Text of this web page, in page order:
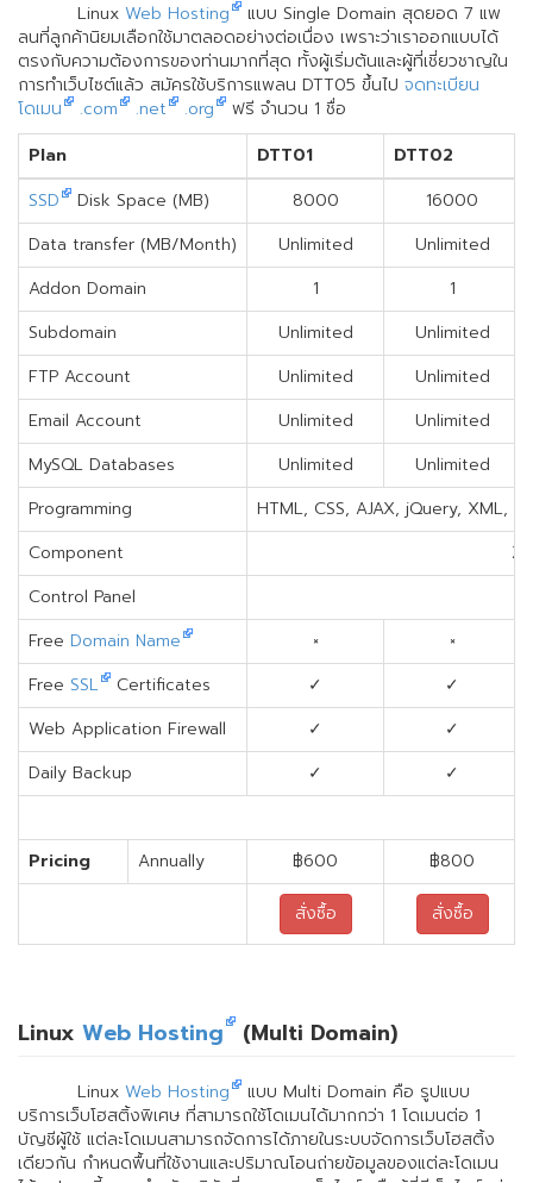
Linux Web Hosting
แบบ Single Domain สุดยอด 7 แพ
ลนที่ลูกค้านิยมเลือกใช้มาตลอดอย่างต่อเนื่อง เพราะว่าเราออกแบบได้
ตรงกับความต้องการของท่านมากที่สุด ทั้งผู้เริ่มต้นและผู้ที่เชี่ยวชาญใน
การทำเว็บไซต์แล้ว สมัครใช้บริการแพลน DTT05 ขึ้นไป จดทะเบียน
โดเมน
.com .net .org
ฟรี จำนวน 1 ชื่อ
Plan
DTT01 DTT02
SSD
Disk Space (MB) 8000
16000
Data transfer (MB/Month)
Unlimited
Unlimited
Addon Domain
1
1
Subdomain
Unlimited
Unlimited
FTP Account
Unlimited
Unlimited
Email Account
Unlimited
Unlimited
MySQL Databases
Unlimited
Unlimited
Programming
HTML, CSS, AJAX, jQuery, XML,
Component
Control Panel
Free Domain Name ×
×
Free SSL Certificates ✓
✓
Web Application Firewall
✓
✓
Daily Backup
✓ ✓
Pricing Annually ฿600 ฿800
สั่งซื้อ สั่งซื้อ
Linux Web Hosting (Multi Domain)
Linux Web Hosting
แบบ Multi Domain คือ รูปแบบ
บริการเว็บโฮสติ้งพิเศษ ที่สามารถใช้โดเมนได้มากกว่า 1 โดเมนต่อ 1
บัญชีผู้ใช้ แต่ละโดเมนสามารถจัดการได้ภายในระบบจัดการเว็บโฮสติ้ง
เดียวกัน กำหนดพื้นที่ใช้งานและปริมาณโอนถ่ายข้อมูลของแต่ละโดเมน